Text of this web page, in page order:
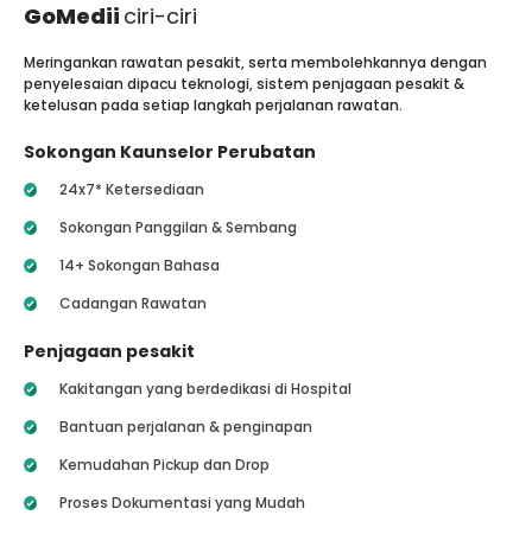
GoMedii ciri-ciri
Meringankan rawatan pesakit, serta membolehkannya dengan
penyelesaian dipacu teknologi, sistem penjagaan pesakit &
ketelusan pada setiap langkah perjalanan rawatan.
Sokongan Kaunselor Perubatan
24x7* Ketersediaan
Sokongan Panggilan & Sembang
14+ Sokongan Bahasa
Cadangan Rawatan
Penjagaan pesakit
Kakitangan yang berdedikasi di Hospital
Bantuan perjalanan & penginapan
Kemudahan Pickup dan Drop
Proses Dokumentasi yang Mudah